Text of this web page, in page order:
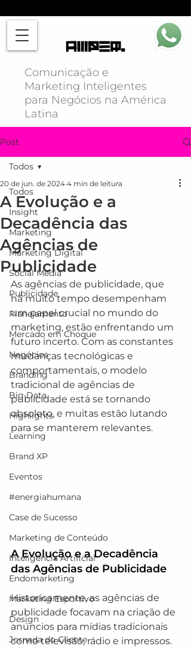
Comunicação e
Marketing Inteligentes
para Negócios na América
Latina
Post
Todos
Insight
Marketing
Marketing Digital
Social Media
Publicidade
Planejamento
Mercado em Choque
Negócios
Branding
Big Data
Highlights
Learning
Brand XP
Eventos
#energiahumana
Case de Sucesso
Marketing de Conteúdo
Inteligência Artificial
Endomarketing
Marketing Esportivo
Design
Jornada do Cliente
Todos
A Evolução e a
Decadência das
Agências de
Publicidade
20 de jun. de 2024 4 min de leitura
As agências de publicidade, que
há muito tempo desempenham
um papel crucial no mundo do
marketing, estão enfrentando um
futuro incerto. Com as constantes
mudanças tecnológicas e
comportamentais, o modelo
tradicional de agências de
publicidade está se tornando
obsoleto, e muitas estão lutando
para se manterem relevantes.
A Evolução e a Decadência
das Agências de Publicidade
Historicamente, as agências de
publicidade focavam na criação de
anúncios para mídias tradicionais
como televisão, rádio e impressos.